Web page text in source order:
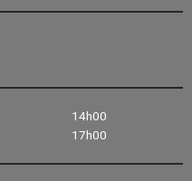
14h00
17h00